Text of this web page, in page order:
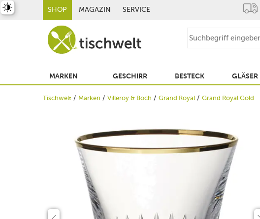
SHOP MAGAZIN SERVICE
MARKEN GESCHIRR BESTECK GLÄSER
Tischwelt Marken Villeroy & Boch Grand Royal Grand Royal Gold
umschalten